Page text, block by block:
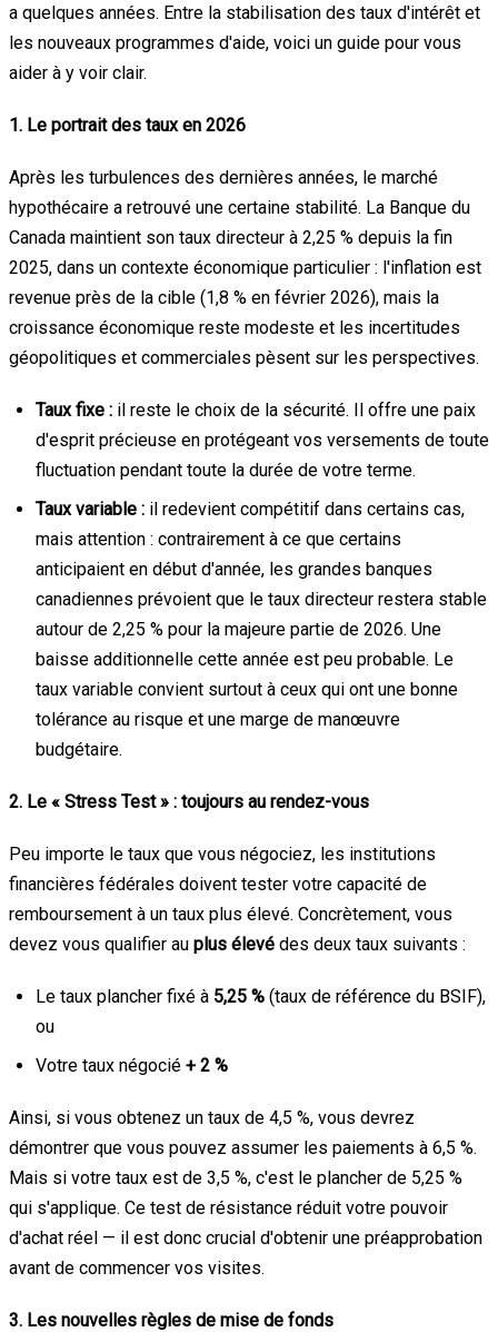
a quelques années. Entre la stabilisation des taux d'intérêt et
les nouveaux programmes d'aide, voici un guide pour vous
aider à y voir clair.
1. Le portrait des taux en 2026
Après les turbulences des dernières années, le marché
hypothécaire a retrouvé une certaine stabilité. La Banque du
Canada maintient son taux directeur à 2,25 % depuis la fin
2025, dans un contexte économique particulier : l'inflation est
revenue près de la cible (1,8 % en février 2026), mais la
croissance économique reste modeste et les incertitudes
géopolitiques et commerciales pèsent sur les perspectives.
Taux fixe : il reste le choix de la sécurité. Il offre une paix
d'esprit précieuse en protégeant vos versements de toute
fluctuation pendant toute la durée de votre terme.
Taux variable : il redevient compétitif dans certains cas,
mais attention : contrairement à ce que certains
anticipaient en début d'année, les grandes banques
canadiennes prévoient que le taux directeur restera stable
autour de 2,25 % pour la majeure partie de 2026. Une
baisse additionnelle cette année est peu probable. Le
taux variable convient surtout à ceux qui ont une bonne
tolérance au risque et une marge de manœuvre
budgétaire.
2. Le « Stress Test » : toujours au rendez-vous
Peu importe le taux que vous négociez, les institutions
financières fédérales doivent tester votre capacité de
remboursement à un taux plus élevé. Concrètement, vous
devez vous qualifier au plus élevé des deux taux suivants :
Le taux plancher fixé à 5,25 % (taux de référence du BSIF),
ou
Votre taux négocié + 2 %
Ainsi, si vous obtenez un taux de 4,5 %, vous devrez
démontrer que vous pouvez assumer les paiements à 6,5 %.
Mais si votre taux est de 3,5 %, c'est le plancher de 5,25 %
qui s'applique. Ce test de résistance réduit votre pouvoir
d'achat réel — il est donc crucial d'obtenir une préapprobation
avant de commencer vos visites.
3. Les nouvelles règles de mise de fonds